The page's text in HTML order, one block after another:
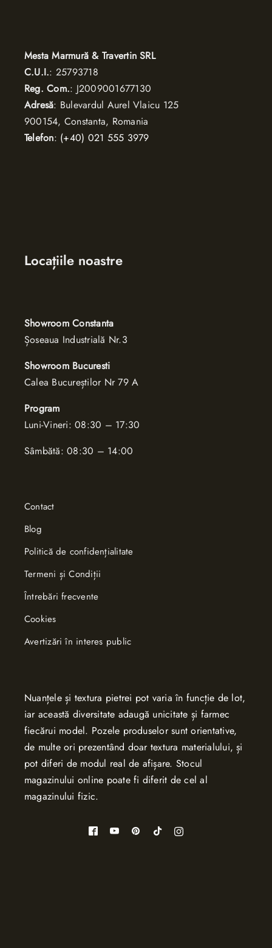
Mesta Marmură & Travertin SRL
C.U.I.: 25793718
Reg. Com.: J2009001677130
Adresă: Bulevardul Aurel Vlaicu 125
900154, Constanta, Romania
Telefon: (+40) 021 555 3979
Locațiile noastre
Showroom Constanta
Șoseaua Industrială Nr.3
Showroom Bucuresti
Calea Bucureștilor Nr 79 A
Program
Luni-Vineri: 08:30 – 17:30
Sâmbătă: 08:30 – 14:00
Contact
Blog
Politică de confidențialitate
Termeni și Condiții
Întrebări frecvente
Cookies
Avertizări în interes public
Nuanțele și textura pietrei pot varia în funcție de lot,
iar această diversitate adaugă unicitate și farmec
fiecărui model. Pozele produselor sunt orientative,
de multe ori prezentând doar textura materialului, și
pot diferi de modul real de afișare. Stocul
magazinului online poate fi diferit de cel al
magazinului fizic.